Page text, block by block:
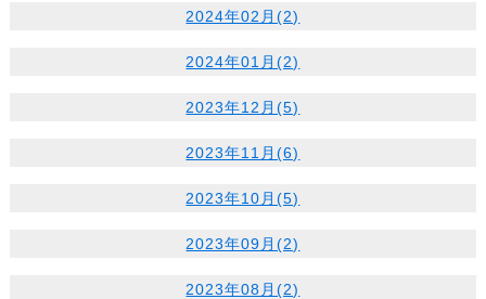
2024年02月(2)
2024年01月(2)
2023年12月(5)
2023年11月(6)
2023年10月(5)
2023年09月(2)
2023年08月(2)